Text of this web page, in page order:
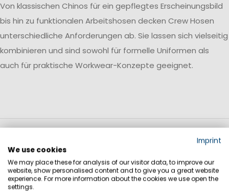
Von klassischen Chinos für ein gepflegtes Erscheinungsbild
bis hin zu funktionalen Arbeitshosen decken Crew Hosen
unterschiedliche Anforderungen ab. Sie lassen sich vielseitig
kombinieren und sind sowohl für formelle Uniformen als
auch für praktische Workwear-Konzepte geeignet.
Imprint
We use cookies
We may place these for analysis of our visitor data, to improve our
website, show personalised content and to give you a great website
experience. For more information about the cookies we use open the
settings.